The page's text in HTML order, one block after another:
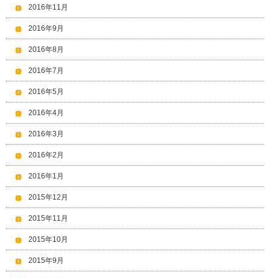
2016年11月
2016年9月
2016年8月
2016年7月
2016年5月
2016年4月
2016年3月
2016年2月
2016年1月
2015年12月
2015年11月
2015年10月
2015年9月